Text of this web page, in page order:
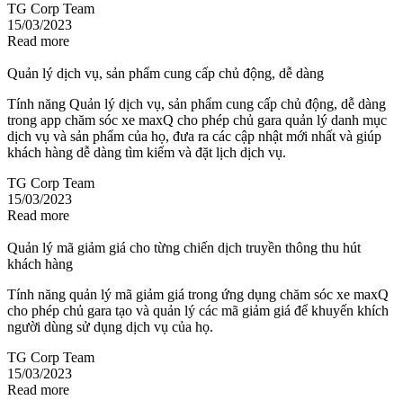
TG Corp Team
15/03/2023
Read more
Quản lý dịch vụ, sản phẩm cung cấp chủ động, dễ dàng
Tính năng Quản lý dịch vụ, sản phẩm cung cấp chủ động, dễ dàng
trong app chăm sóc xe maxQ cho phép chủ gara quản lý danh mục
dịch vụ và sản phẩm của họ, đưa ra các cập nhật mới nhất và giúp
khách hàng dễ dàng tìm kiếm và đặt lịch dịch vụ.
TG Corp Team
15/03/2023
Read more
Quản lý mã giảm giá cho từng chiến dịch truyền thông thu hút
khách hàng
Tính năng quản lý mã giảm giá trong ứng dụng chăm sóc xe maxQ
cho phép chủ gara tạo và quản lý các mã giảm giá để khuyến khích
người dùng sử dụng dịch vụ của họ.
TG Corp Team
15/03/2023
Read more